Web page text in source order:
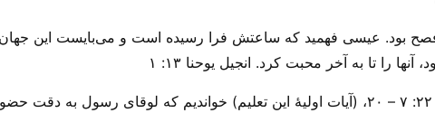
فصح بود‌. عیسی فهمید که ساعتش فرا رسیده است و می‌بایست این جهان
را تا به آخر محبت کرد‌. انجیل یوحنا ۱۳: ۱
عزیزان، در انجیل لوقا ۲۲: ۷ – ۲۰، (آیات اولیهٔ این تعلیم) خواندیم که